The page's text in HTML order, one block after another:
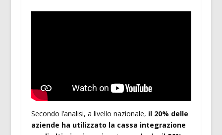
Secondo l’analisi, a livello nazionale, il 20% delle
aziende ha utilizzato la cassa integrazione